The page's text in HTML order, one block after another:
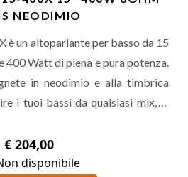
NEODIMIO
è un altoparlante per basso da 15
400 Watt di piena e pura potenza.
in neodimio e alla timbrica
i tuoi bassi da qualsiasi mix, in
€ 204,00
disponibile